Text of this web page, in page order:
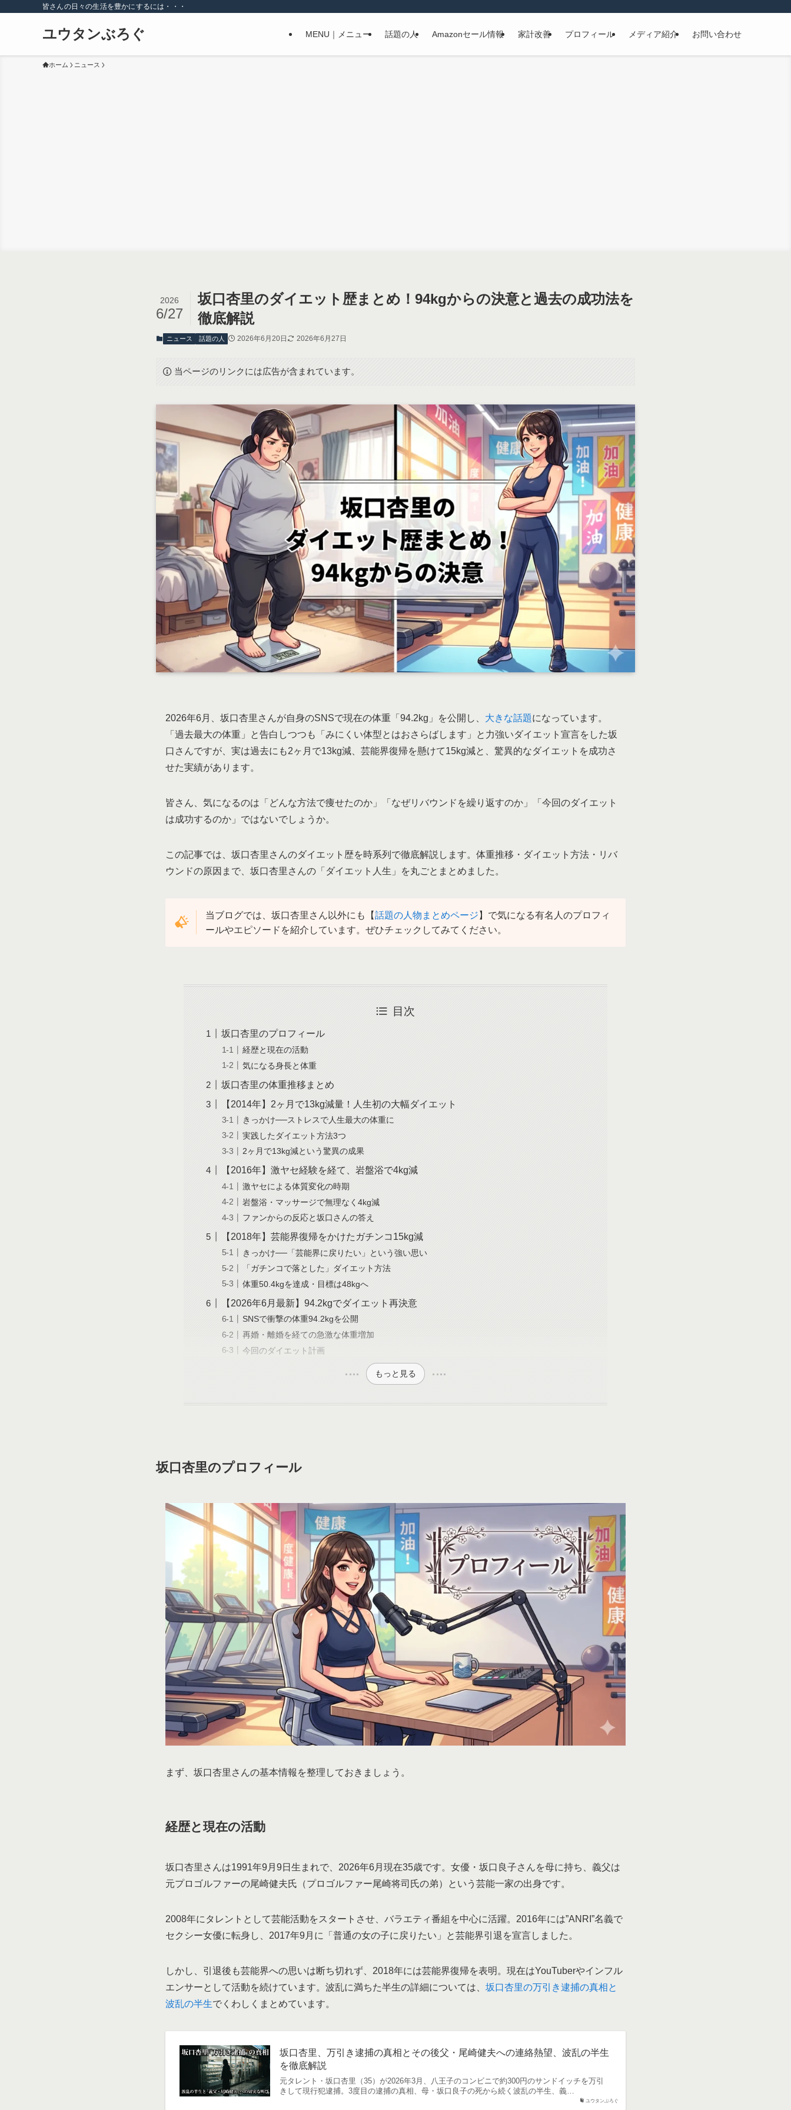
皆さんの日々の生活を豊かにするには・・・
ユウタンぶろぐ MENU｜メニュー 話題の人 Amazonセール情報 家計改善 プロフィール メディア紹介 お問い合わせ
ホーム ニュース
坂口杏里のダイエット歴まとめ！94kgからの決意と過去の成功法を
徹底解説
2026
6/27
ニュース 話題の人 2026年6月20日 2026年6月27日
当ページのリンクには広告が含まれています。
2026年6月、坂口杏里さんが自身のSNSで現在の体重「94.2kg」を公開し、 大きな話題になっています。
「過去最大の体重」と告白しつつも「みにくい体型とはおさらばします」と力強いダイエット宣言をした坂
口さんですが、実は過去にも2ヶ月で13kg減、芸能界復帰を懸けて15kg減と、驚異的なダイエットを成功さ
せた実績があります。
皆さん、気になるのは「どんな方法で痩せたのか」「なぜリバウンドを繰り返すのか」「今回のダイエット
は成功するのか」ではないでしょうか。
この記事では、坂口杏里さんのダイエット歴を時系列で徹底解説します。体重推移・ダイエット方法・リバ
ウンドの原因まで、坂口杏里さんの「ダイエット人生」を丸ごとまとめました。
当ブログでは、坂口杏里さん以外にも【話題の人物まとめページ 】で気になる有名人のプロフィ
ールやエピソードを紹介しています。ぜひチェックしてみてください。
目次
坂口杏里のプロフィール
経歴と現在の活動
気になる身長と体重
坂口杏里の体重推移まとめ
【2014年】2ヶ月で13kg減量！人生初の大幅ダイエット
きっかけ──ストレスで人生最大の体重に
実践したダイエット方法3つ
2ヶ月で13kg減という驚異の成果
【2016年】激ヤセ経験を経て、岩盤浴で4kg減
激ヤセによる体質変化の時期
岩盤浴・マッサージで無理なく4kg減
ファンからの反応と坂口さんの答え
【2018年】芸能界復帰をかけたガチンコ15kg減
きっかけ──「芸能界に戻りたい」という強い思い
「ガチンコで落とした」ダイエット方法
体重50.4kgを達成・目標は48kgへ
【2026年6月最新】94.2kgでダイエット再決意
SNSで衝撃の体重94.2kgを公開
再婚・離婚を経ての急激な体重増加
今回のダイエット計画
もっと見る
坂口杏里のプロフィール
まず、坂口杏里さんの基本情報を整理しておきましょう。
経歴と現在の活動
坂口杏里さんは1991年9月9日生まれで、2026年6月現在35歳です。女優・坂口良子さんを母に持ち、義父は
元プロゴルファーの尾崎健夫氏（プロゴルファー尾崎将司氏の弟）という芸能一家の出身です。
2008年にタレントとして芸能活動をスタートさせ、バラエティ番組を中心に活躍。2016年には”ANRI”名義で
セクシー女優に転身し、2017年9月に「普通の女の子に戻りたい」と芸能界引退を宣言しました。
しかし、引退後も芸能界への思いは断ち切れず、2018年には芸能界復帰を表明。現在はYouTuberやインフル
エンサーとして活動を続けています。波乱に満ちた半生の詳細については、 坂口杏里の万引き逮捕の真相と
波乱の半生でくわしくまとめています。
ユウタンぶろぐ
坂口杏里、万引き逮捕の真相とその後父・尾崎健夫への連絡熱望、波乱の半生
を徹底解説
元タレント・坂口杏里（35）が2026年3月、八王子のコンビニで約300円のサンドイッチを万引
きして現行犯逮捕。3度目の逮捕の真相、母・坂口良子の死から続く波乱の半生、義…